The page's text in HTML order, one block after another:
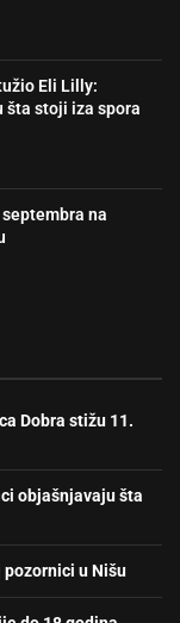
Eli Lilly:
šta stoji iza spora
na
Dobra stižu 11.
objašnjavaju šta
u Nišu